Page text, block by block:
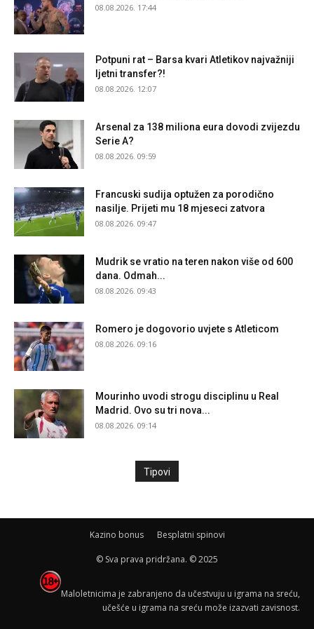
08.08.2026. 17:44
Potpuni rat – Barsa kvari Atletikov najvažniji
ljetni transfer?!
08.08.2026. 12:07
Arsenal za 138 miliona eura dovodi zvijezdu
Serie A?
08.08.2026. 09:59
Francuski sudija optužen za porodično
nasilje. Prijeti mu 18 mjeseci zatvora
08.08.2026. 09:47
Mudrik se vratio na teren nakon više od 600
dana. Odmah...
08.08.2026. 09:43
Romero je dogovorio uvjete s Atleticom
08.08.2026. 09:16
Mourinho uvodi strogu disciplinu u Real
Madrid. Ovo su tri nova...
08.08.2026. 09:14
Tipovi
Kazino bonus Besplatni spinovi
© Sva prava pridržana. © 2025
Maloletnicima je zabranjeno da učestvuju u igrama na sreću,
učešće u igrama na sreću može izazvati zavisnost.